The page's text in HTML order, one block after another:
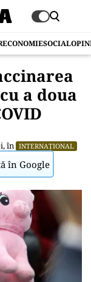
ECONOMIESOCIAL
a doua
, în INTERNAȚIONAL
în Google